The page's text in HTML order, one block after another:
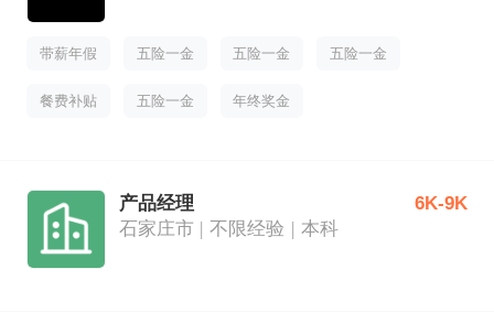
带薪年假 五险一金 五险一金 五险一金
餐费补贴 五险一金 年终奖金
产品经理
石家庄市
不限经验 本科
6K-9K